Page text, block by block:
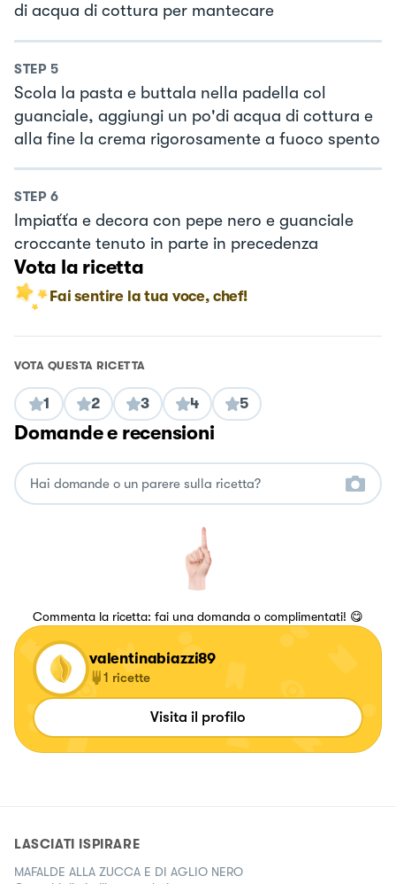
di acqua di cottura per mantecare
STEP 5
Scola la pasta e buttala nella padella col
guanciale, aggiungi un po'di acqua di cottura e
alla fine la crema rigorosamente a fuoco spento
STEP 6
Impiaťťa e decora con pepe nero e guanciale
croccante tenuto in parte in precedenza
Vota la ricetta
Fai sentire la tua voce, chef!
VOTA QUESTA RICETTA
1 2 3 4 5
Domande e recensioni
Commenta la ricetta: fai una domanda o complimentati! 😋
valentinabiazzi89
1 ricette
Visita il profilo
LASCIATI ISPIRARE
MAFALDE ALLA ZUCCA E DI AGLIO NERO